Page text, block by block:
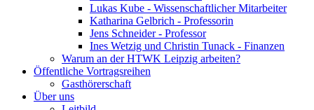
Lukas Kube - Wissenschaftlicher Mitarbeiter
Katharina Gelbrich - Professorin
Jens Schneider - Professor
Ines Wetzig und Christin Tunack - Finanzen
Warum an der HTWK Leipzig arbeiten?
Öffentliche Vortragsreihen
Gasthörerschaft
Über uns